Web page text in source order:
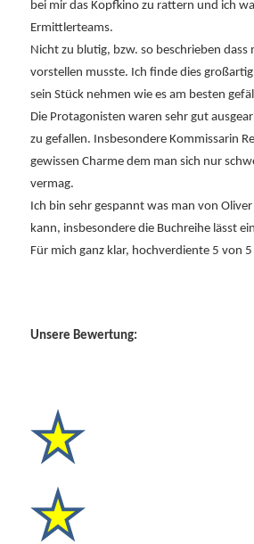
bei mir das Kopfkino zu rattern und ich
Ermittlerteams.
Nicht zu blutig, bzw. so beschrieben dass
vorstellen musste. Ich finde dies
sein Stück nehmen wie es am besten
Die Protagonisten waren sehr gut
zu gefallen. Insbesondere Kommissarin
gewissen Charme dem man sich nur
vermag.
Ich bin sehr gespannt was man von
kann, insbesondere die Buchreihe lässt
Für mich ganz klar, hochverdiente 5 von
Unsere Bewertung: